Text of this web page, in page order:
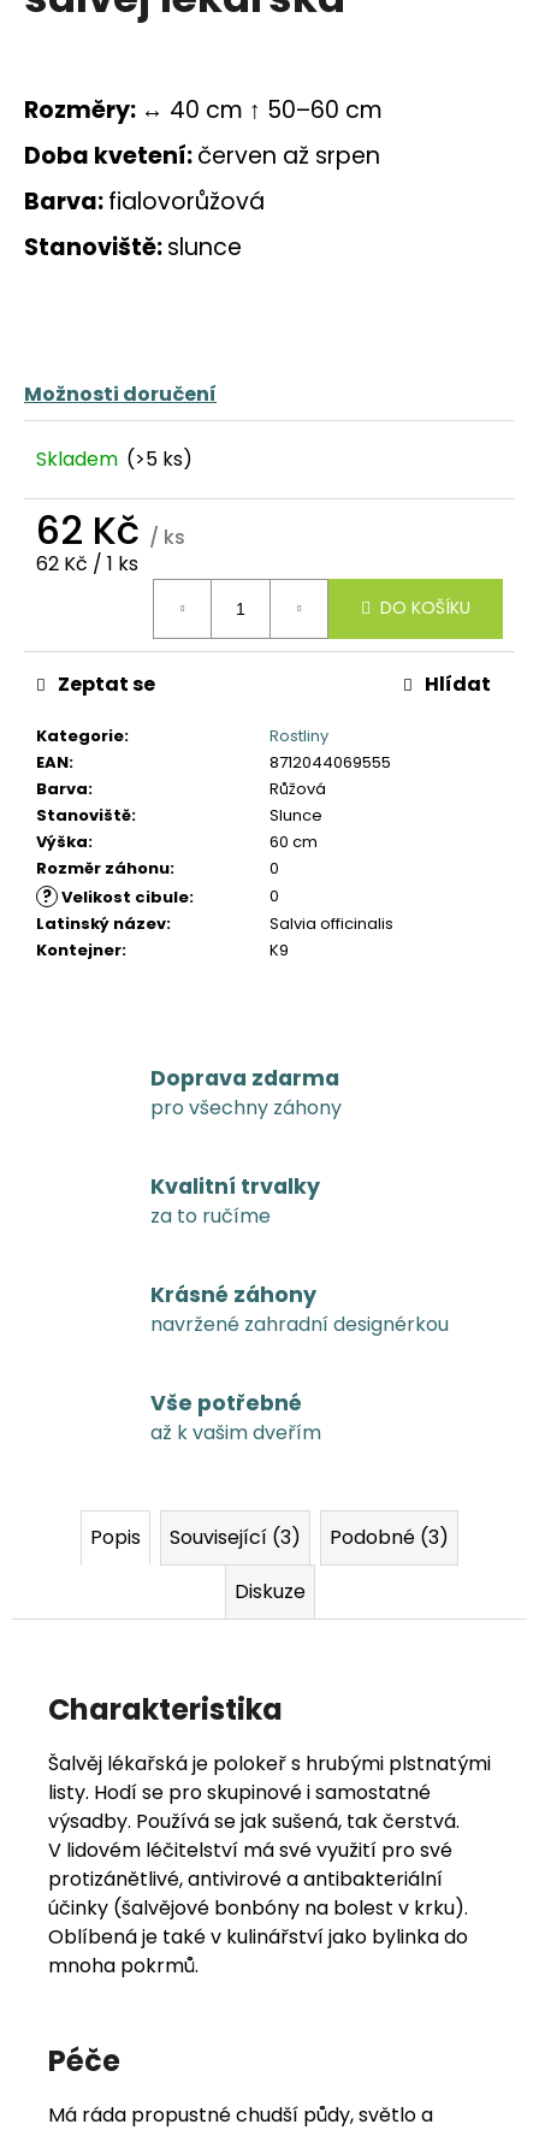
Rozměry: ↔ 40 cm ↑ 50–60 cm
Doba kvetení:červen až srpen
Barva:fialovorůžová
Stanoviště:slunce
Možnosti doručení
Skladem (>5 ks)
62 Kč / ks
Měrná
62 Kč / 1 ks
DO KOŠÍKU
Kategorie:
Rostliny
EAN:
8712044069555
Barva:
Růžová
Stanoviště:
Slunce
Výška:
60 cm
Rozměr záhonu: 0
? Velikost cibule:
0
Latinský název:
Salvia officinalis
Kontejner: K9
Zeptat se Hlídat
Doprava zdarma
pro všechny záhony
Kvalitní trvalky
za to ručíme
Krásné záhony
navržené zahradní designérkou
Vše potřebné
až k vašim dveřím
Popis Související (3)
Podobné (3)
Diskuze
Charakteristika
Šalvěj lékařská je polokeř s hrubými plstnatými
listy. Hodí se pro skupinové i samostatné
výsadby. Používá se jak sušená, tak čerstvá.
V lidovém léčitelství má své využití pro své
protizánětlivé, antivirové a antibakteriální
účinky (šalvějové bonbóny na bolest v krku).
Oblíbená je také v kulinářství jako bylinka do
mnoha pokrmů.
Péče
Má ráda propustné chudší půdy, světlo a
í
t
?
D
o
o
r
u
u
m
e